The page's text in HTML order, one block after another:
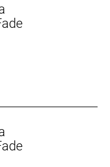
hast du auf deinen
zur